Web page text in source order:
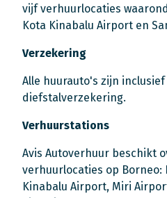
vijf verhuurlocaties
Kota Kinabalu Airport en
Verzekering
Alle huurauto's zijn inclusief
diefstalverzekering.
Verhuurstations
Avis Autoverhuur beschikt
verhuurlocaties op Borneo:
Kinabalu Airport, Miri